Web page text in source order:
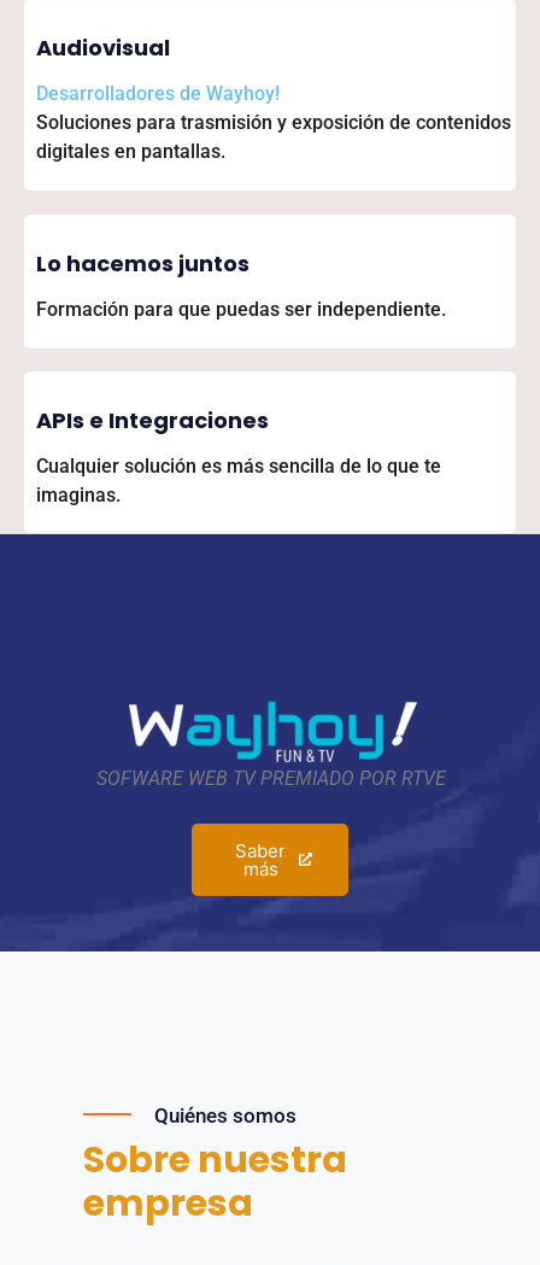
Audiovisual
Desarrolladores de Wayhoy!
Soluciones para trasmisión y exposición de contenidos
digitales en pantallas.
Lo hacemos juntos
Formación para que puedas ser independiente.
APIs e Integraciones
Cualquier solución es más sencilla de lo que te
imaginas.
SOFWARE WEB TV PREMIADO POR RTVE
Saber
más
Quiénes somos
Sobre nuestra
empresa